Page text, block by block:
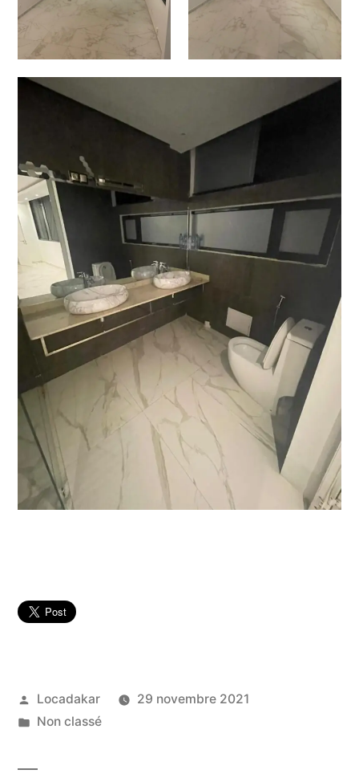
Publié
par
Locadakar
29 novembre 2021
Publié
Non classé